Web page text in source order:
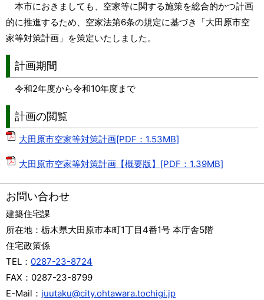
本市におきましても、空家等に関する施策を総合的かつ計画
的に推進するため、空家法第6条の規定に基づき「大田原市空
家等対策計画」を策定いたしました。
計画期間
令和2年度から令和10年度まで
計画の閲覧
大田原市空家等対策計画[PDF：1.53MB]
大田原市空家等対策計画【概要版】[PDF：1.39MB]
お問い合わせ
建築住宅課
所在地： 栃木県大田原市本町1丁目4番1号 本庁舎5階
住宅政策係
TEL： 0287-23-8724
FAX： 0287-23-8799
E-Mail： juutaku@city.ohtawara.tochigi.jp